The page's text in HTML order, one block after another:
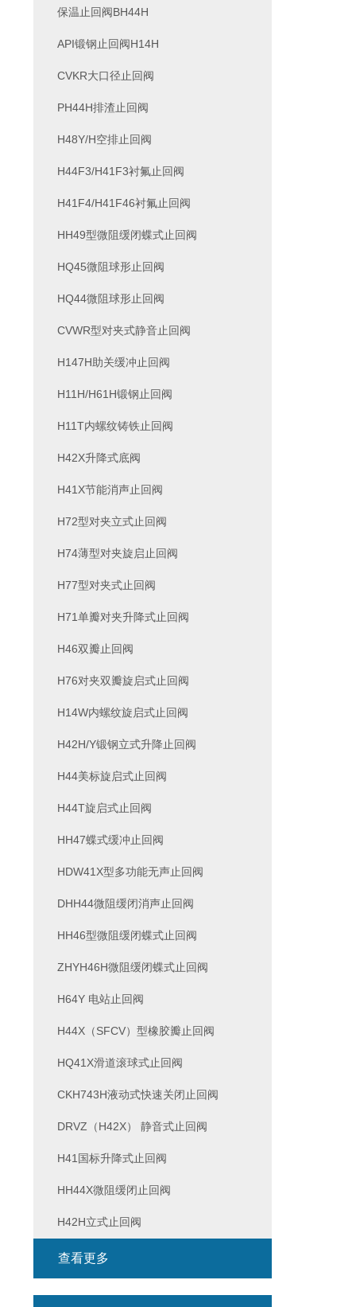
保温止回阀BH44H
API锻钢止回阀H14H
CVKR大口径止回阀
PH44H排渣止回阀
H48Y/H空排止回阀
H44F3/H41F3衬氟止回阀
H41F4/H41F46衬氟止回阀
HH49型微阻缓闭蝶式止回阀
HQ45微阻球形止回阀
HQ44微阻球形止回阀
CVWR型对夹式静音止回阀
H147H助关缓冲止回阀
H11H/H61H锻钢止回阀
H11T内螺纹铸铁止回阀
H42X升降式底阀
H41X节能消声止回阀
H72型对夹立式止回阀
H74薄型对夹旋启止回阀
H77型对夹式止回阀
H71单瓣对夹升降式止回阀
H46双瓣止回阀
H76对夹双瓣旋启式止回阀
H14W内螺纹旋启式止回阀
H42H/Y锻钢立式升降止回阀
H44美标旋启式止回阀
H44T旋启式止回阀
HH47蝶式缓冲止回阀
HDW41X型多功能无声止回阀
DHH44微阻缓闭消声止回阀
HH46型微阻缓闭蝶式止回阀
ZHYH46H微阻缓闭蝶式止回阀
H64Y 电站止回阀
H44X（SFCV）型橡胶瓣止回阀
HQ41X滑道滚球式止回阀
CKH743H液动式快速关闭止回阀
DRVZ（H42X） 静音式止回阀
H41国标升降式止回阀
HH44X微阻缓闭止回阀
H42H立式止回阀
查看更多